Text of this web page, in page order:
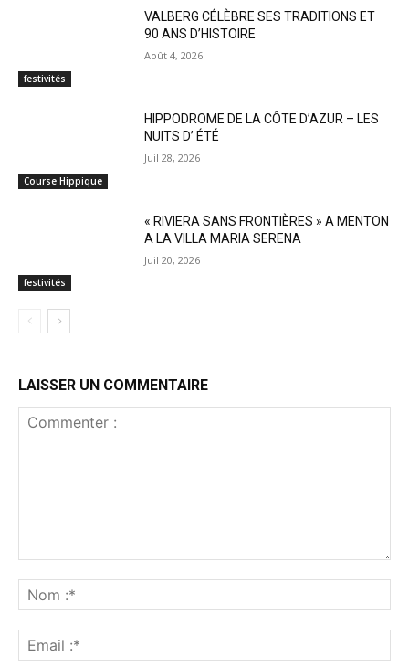
festivités
VALBERG CÉLÈBRE SES TRADITIONS ET
90 ANS D’HISTOIRE
Août 4, 2026
Course Hippique
HIPPODROME DE LA CÔTE D’AZUR – LES
NUITS D’ ÉTÉ
Juil 28, 2026
festivités
« RIVIERA SANS FRONTIÈRES » A MENTON
A LA VILLA MARIA SERENA
Juil 20, 2026
LAISSER UN COMMENTAIRE
:*
:*